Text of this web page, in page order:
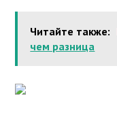
Читайте также:
чем разница